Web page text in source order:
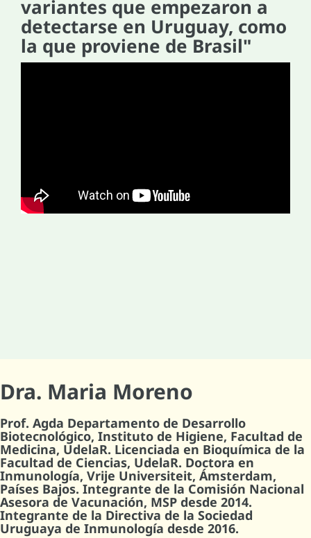
variantes que empezaron a
detectarse en Uruguay, como
la que proviene de Brasil"
Dra. Maria Moreno
Prof. Agda Departamento de Desarrollo
Biotecnológico, Instituto de Higiene, Facultad de
Medicina, UdelaR. Licenciada en Bioquímica de la
Facultad de Ciencias, UdelaR. Doctora en
Inmunología, Vrije Universiteit, Ámsterdam,
Países Bajos. Integrante de la Comisión Nacional
Asesora de Vacunación, MSP desde 2014.
Integrante de la Directiva de la Sociedad
Uruguaya de Inmunología desde 2016.